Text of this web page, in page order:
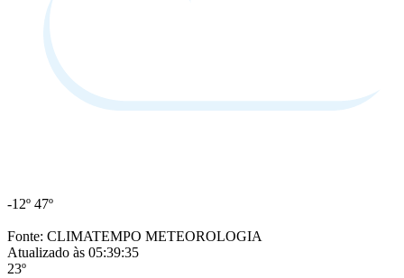
-12º 47º
Fonte: CLIMATEMPO METEOROLOGIA
Atualizado às 05:39:35
23º